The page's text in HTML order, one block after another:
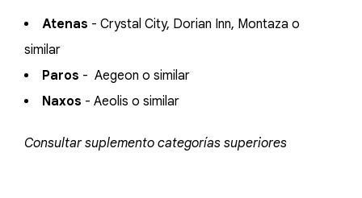
Atenas - Crystal City, Dorian Inn, Montaza o
similar
Paros - Aegeon o similar
Naxos - Aeolis o similar
Consultar suplemento categorías superiores